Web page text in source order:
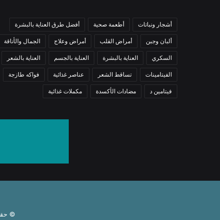
أشجار ونباتات أطعمة صحية أفضل طرق العناية بالبشرة
ألبان وجبن أمراض القلب أمراض وعلاج الجمال والأناقة
السكري العناية بالبشرة العناية بالجسم العناية بالشعر
الفيتامينات تساقط الشعر عناصر غذائية فواكه طازجة
فيتامين د مضادات الأكسدة مكملات غذائية
© حقوق النشر